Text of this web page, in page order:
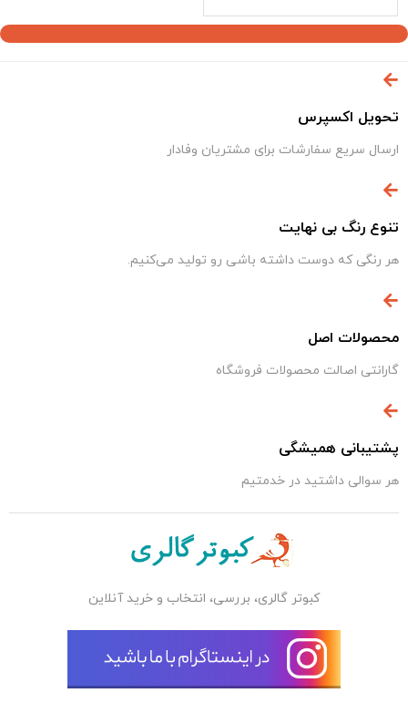
تحویل اکسپرس
ارسال سریع سفارشات برای مشتریان وفادار
تنوع رنگ بی نهایت
هر رنگی که دوست داشته باشی رو تولید می‌کنیم.
محصولات اصل
گارانتی اصالت محصولات فروشگاه
پشتیبانی همیشگی
هر سوالی داشتید در خدمتیم
کبوتر گالری، بررسی، انتخاب و خرید آنلاین